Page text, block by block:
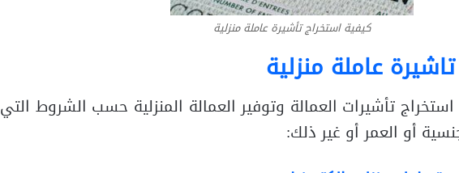
كيفية استخراج تأشيرة عاملة منزلية
عاملة منزلية
تأشيرات العمالة وتوفير العمالة المنزلية حسب الشروط التي
أو العمر أو غير ذلك: